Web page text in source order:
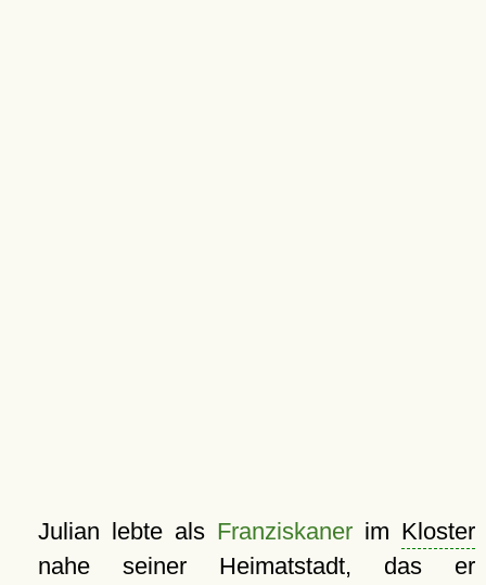
Julian lebte als Franziskanerim Kloster
nahe seiner Heimatstadt, das er